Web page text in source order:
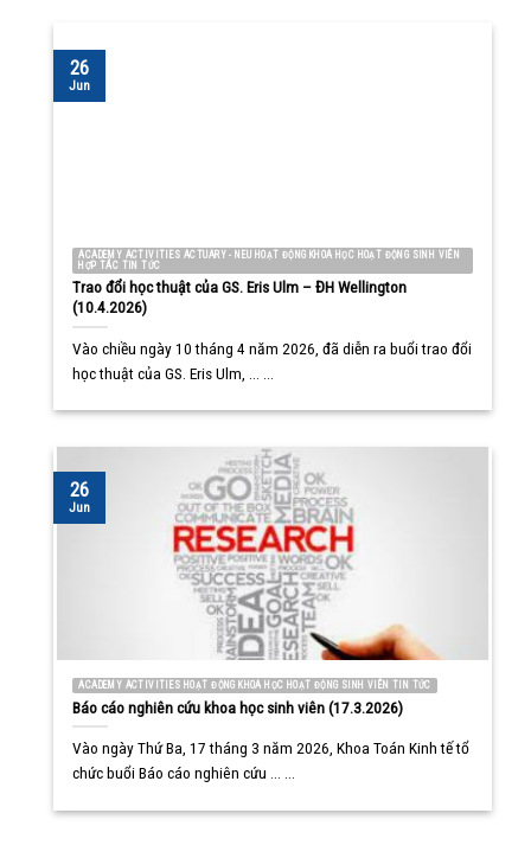
ACADEMY ACTIVITIES ACTUARY - NEU HOẠT ĐỘNG KHOA HỌC HOẠT ĐỘNG SINH VIÊN
HỢP TÁC TIN TỨC
Trao đổi học thuật của GS. Eris Ulm – ĐH Wellington
(10.4.2026)
Vào chiều ngày 10 tháng 4 năm 2026, đã diễn ra buổi trao đổi
học thuật của GS. Eris Ulm, ... ...
26
Jun
ACADEMY ACTIVITIES HOẠT ĐỘNG KHOA HỌC HOẠT ĐỘNG SINH VIÊN TIN TỨC
Báo cáo nghiên cứu khoa học sinh viên (17.3.2026)
Vào ngày Thứ Ba, 17 tháng 3 năm 2026, Khoa Toán Kinh tế tổ
chức buổi Báo cáo nghiên cứu ... ...
26
Jun